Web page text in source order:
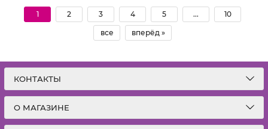
1 2 3 4 5 ... 10
все вперёд »
КОНТАКТЫ
О МАГАЗИНЕ